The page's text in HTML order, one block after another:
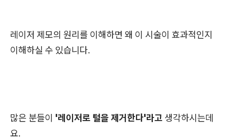
레이저 제모의 원리를 이해하면 왜 이 시술이 효과적인지
이해하실 수 있습니다.
많은 분들이 '레이저로 털을 제거한다'라고 생각하시는데
요.